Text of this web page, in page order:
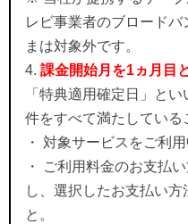
レビ事業者のブロード
まは対象外です。
4. 課金開始月を1ヵ月目
「特典適用確定日」と
件をすべて満たしている
・ 対象サービスをご利
・ ご利用料金のお支払
し、選択したお支払い
と。